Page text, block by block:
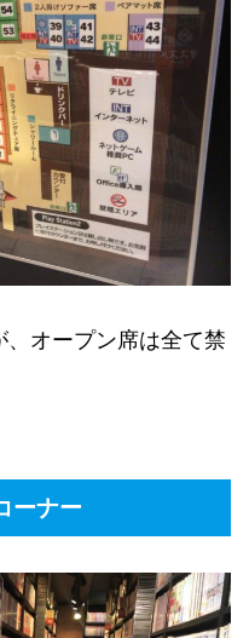
オープン席は全て禁
ーナー